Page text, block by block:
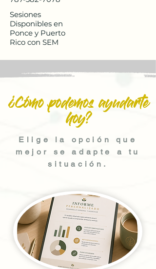
Sesiones
Disponibles en
Ponce y Puerto
Rico con SEM
¿Cómo podemos ayudarte
hoy?
Elige la opción que
mejor se adapte a tu
situación.